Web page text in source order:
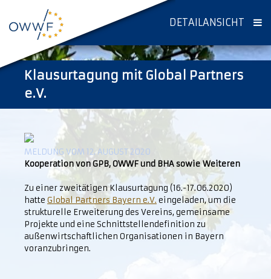
DETAILANSICHT
Klausurtagung mit Global Partners
e.V.
MELDUNG VOM 12. AUGUST 2020
Kooperation von GPB, OWWF und BHA sowie Weiteren
Zu einer zweitätigen Klausurtagung (16.-17.06.2020)
hatte Global Partners Bayern e.V. eingeladen, um die
strukturelle Erweiterung des Vereins, gemeinsame
Projekte und eine Schnittstellendefinition zu
außenwirtschaftlichen Organisationen in Bayern
voranzubringen.